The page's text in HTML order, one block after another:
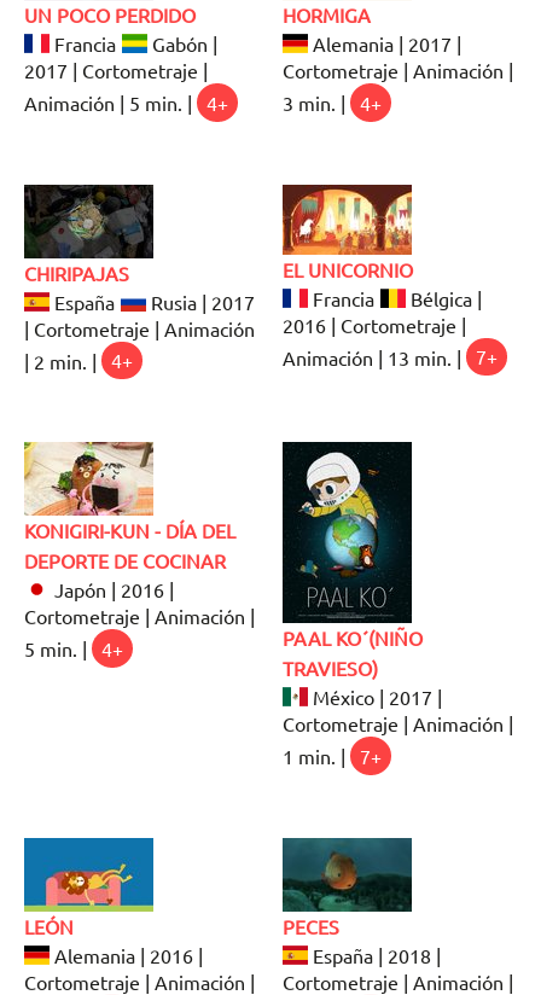
UN POCO PERDIDO
Francia
Gabón |
2017 | Cortometraje |
Animación | 5 min. |
4+
HORMIGA
Alemania | 2017 |
Cortometraje | Animación |
3 min. |
4+
CHIRIPAJAS
España
Rusia | 2017
| Cortometraje | Animación
| 2 min. |
4+
EL UNICORNIO
Francia
Bélgica |
2016 | Cortometraje |
Animación | 13 min. |
7+
KONIGIRI-KUN - DÍA DEL
DEPORTE DE COCINAR
Japón | 2016 |
Cortometraje | Animación |
5 min. |
4+
PAAL KO´(NIÑO
TRAVIESO)
México | 2017 |
Cortometraje | Animación |
1 min. |
7+
LEÓN
Alemania | 2016 |
Cortometraje | Animación |
PECES
España | 2018 |
Cortometraje | Animación |